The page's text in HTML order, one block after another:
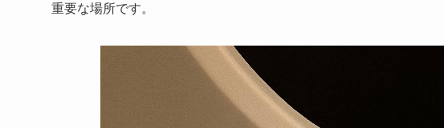
重要な場所です。